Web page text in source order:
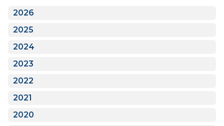
2026
2025
2024
2023
2022
2021
2020